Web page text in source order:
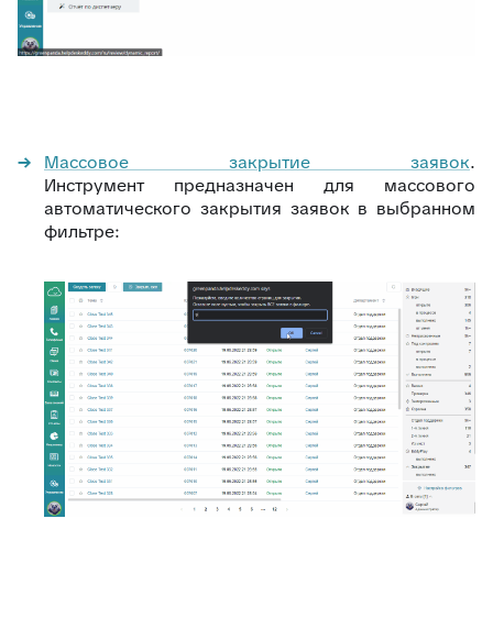
Массовое закрытие заявок.
Инструмент предназначен для массового
автоматического закрытия заявок в выбранном
фильтре: